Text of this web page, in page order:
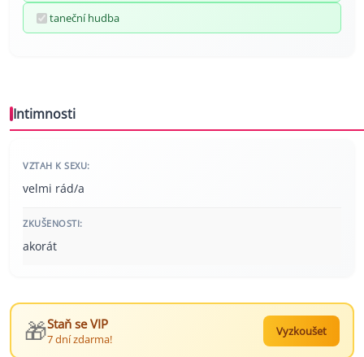
taneční hudba
Intimnosti
VZTAH K SEXU:
velmi rád/a
ZKUŠENOSTI:
akorát
🎁Staň se VIP
7 dní zdarma!
Vyzkoušet